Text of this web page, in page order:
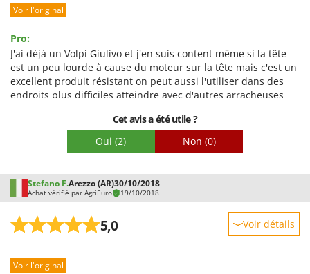
Prestations
Qualité / Prix
Facilité de montage
Emballage
Voir l'original
Pro:
J'ai déjà un Volpi Giulivo et j'en suis content même si la tête
est un peu lourde à cause du moteur sur la tête mais c'est un
excellent produit résistant on peut aussi l'utiliser dans des
endroits plus difficiles atteindre avec d'autres arracheuses
peut dépasser 4 mètres de hauteur et il n'est pas nécessaire
de monter et descendre continuellement pour peigner la
branche, avec son système de tiges qui tournent
ceinture qui arrête bien Puissance et durabilité les tiges sont
difficiles à casser, le Volpi Giulivo plus acheté récemment je
ne l'ai pas encore utilisé mais je serai certainement content
de ce nouveau modèle avec la tige en aluminium et le bouton
sur la poignée à la place ?
Un seul défaut à l'extérieur jette les olives un peu plus loin
Cet avis a été utile ?
Oui (2) Non (0)
Stefano F.Arezzo (AR)30/10/2018
Achat vérifié par AgriEuro 19/10/2018
5,0 Voir détails
Prestations
Voir l'original